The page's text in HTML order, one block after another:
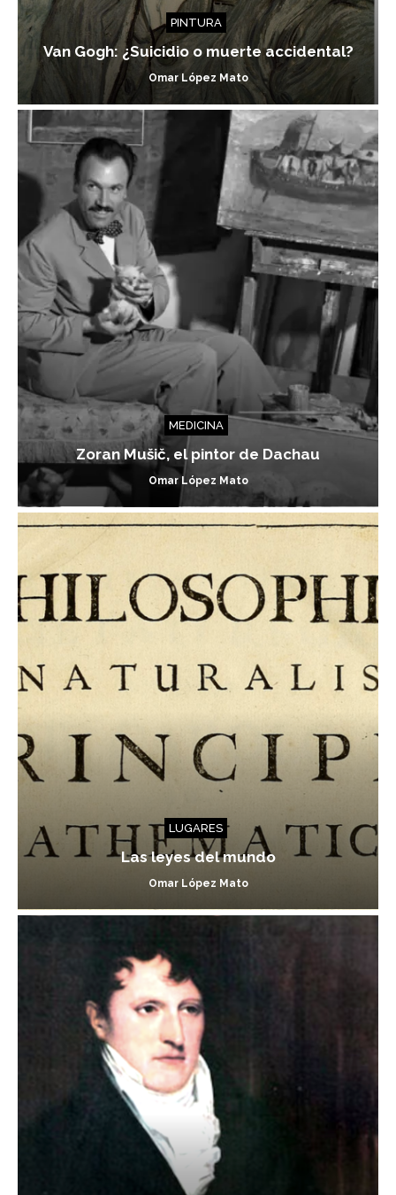
PINTURA
Van Gogh: ¿Suicidio o muerte accidental?
Omar López Mato
MEDICINA
Zoran Mušič, el pintor de Dachau
Omar López Mato
LUGARES
Las leyes del mundo
Omar López Mato